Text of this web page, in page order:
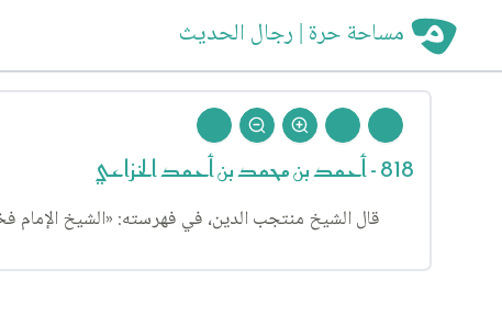
مساحة حرة | رجال الحديث
818 - أحمد بن محمد بن أحمد الخزاعي
قال الشيخ منتجب الدين، في فهرسته: «الشيخ الإمام